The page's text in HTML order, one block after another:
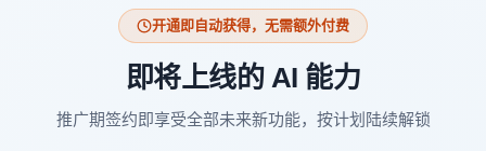
开通即自动获得，无需额外付费
即将上线的 AI 能力
推广期签约即享受全部未来新功能，按计划陆续解锁